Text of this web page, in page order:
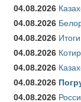
04.08.2026
04.08.2026
04.08.2026
04.08.2026
04.08.2026
04.08.2026
04.08.2026